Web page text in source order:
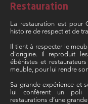
Restauration
La restauration est pour
histoire de respect et de
Il tient à respecter le
d’origine. Il reproduit
ébénistes et
meuble, pour lui rendre
Sa grande expérience et
lui confèrent un poli
restaurations d’une